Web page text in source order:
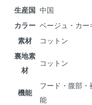
生産国 中国
カラー ベージュ・カー
素材
コットン
裏地素
材
コットン
機能
フード・腹部
能